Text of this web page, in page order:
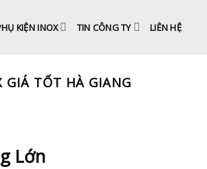
KIỆN INOX TIN CÔNG TY LIÊN HỆ
GIÁ TỐT HÀ GIANG
Lớn